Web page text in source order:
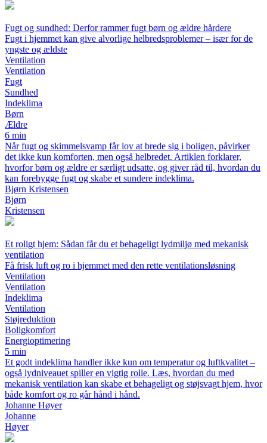
Fugt og sundhed: Derfor rammer fugt børn og ældre hårdere
Fugt i hjemmet kan give alvorlige helbredsproblemer – især for de
yngste og ældste
Ventilation
Ventilation
Fugt
Sundhed
Indeklima
Børn
Ældre
6 min
Når fugt og skimmelsvamp får lov at brede sig i boligen, påvirker
det ikke kun komforten, men også helbredet. Artiklen forklarer,
hvorfor børn og ældre er særligt udsatte, og giver råd til, hvordan du
kan forebygge fugt og skabe et sundere indeklima.
Bjørn Kristensen
Bjørn
Kristensen
Et roligt hjem: Sådan får du et behageligt lydmiljø med mekanisk
ventilation
Få frisk luft og ro i hjemmet med den rette ventilationsløsning
Ventilation
Ventilation
Indeklima
Ventilation
Støjreduktion
Boligkomfort
Energioptimering
5 min
Et godt indeklima handler ikke kun om temperatur og luftkvalitet –
også lydniveauet spiller en vigtig rolle. Læs, hvordan du med
mekanisk ventilation kan skabe et behageligt og støjsvagt hjem, hvor
både komfort og ro går hånd i hånd.
Johanne Høyer
Johanne
Høyer